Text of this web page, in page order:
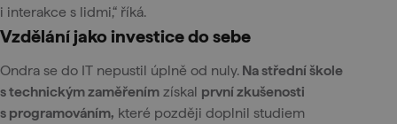
i interakce s lidmi,“ říká.
Vzdělání jako investice do sebe
Ondra se do IT nepustil úplně od nuly. Na střední škole
s technickým zaměřením získal první zkušenosti
s programováním, které později doplnil studiem